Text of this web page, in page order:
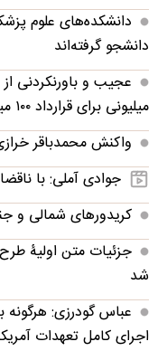
دانشکده‌های علوم
دانشجو گرفته‌اند
میلیونی برای قرارداد ۱۰۰ میلیاردی!
واکنش محمدباقر
جوادی آملی: با
کریدورهای شمالی و
جزئیات متن اولیۀ
شد
عباس گودرزی: هرگونه
اجرای کامل تعهدات